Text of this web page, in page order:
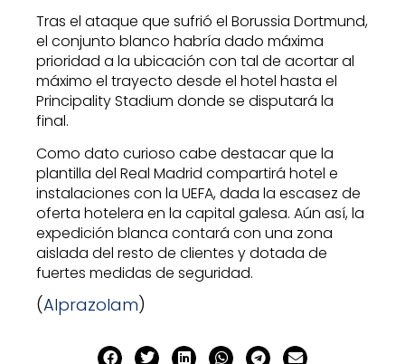
Tras el ataque que sufrió el Borussia Dortmund,
el conjunto blanco habría dado máxima
prioridad a la ubicación con tal de acortar al
máximo el trayecto desde el hotel hasta el
Principality Stadium donde se disputará la
final.
Como dato curioso cabe destacar que la
plantilla del Real Madrid compartirá hotel e
instalaciones con la UEFA, dada la escasez de
oferta hotelera en la capital galesa. Aún así, la
expedición blanca contará con una zona
aislada del resto de clientes y dotada de
fuertes medidas de seguridad.
(Alprazolam)